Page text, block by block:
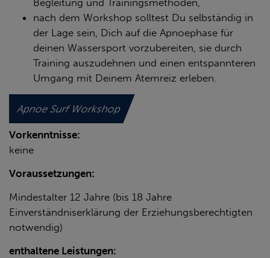
Begleitung und Trainingsmethoden,
nach dem Workshop solltest Du selbständig in
der Lage sein, Dich auf die Apnoephase für
deinen Wassersport vorzubereiten, sie durch
Training auszudehnen und einen entspannteren
Umgang mit Deinem Atemreiz erleben.
Apnoe Surf Workshop
Vorkenntnisse:
keine
Voraussetzungen:
Mindestalter 12 Jahre (bis 18 Jahre
Einverständniserklärung der Erziehungsberechtigten
notwendig)
enthaltene Leistungen: